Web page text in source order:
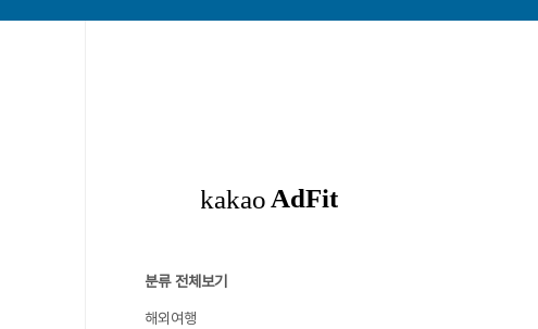
분류 전체보기
해외여행